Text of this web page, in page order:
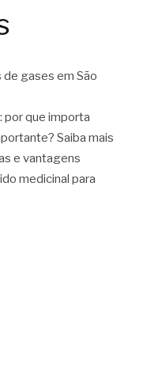
gases em São
por que importa
Saiba mais
e vantagens
medicinal para